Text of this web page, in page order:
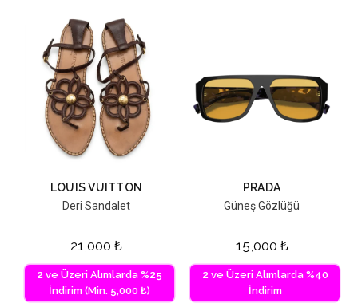
LOUIS VUITTON
Deri Sandalet
21,000 ₺
2 ve Üzeri Alımlarda %25
İndirim (Min. 5,000 ₺)
PRADA
Güneş Gözlüğü
15,000 ₺
2 ve Üzeri Alımlarda %40
İndirim